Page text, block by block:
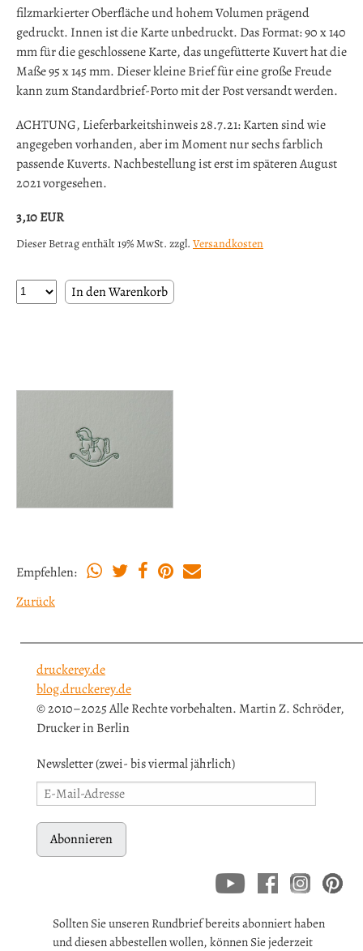
filzmarkierter Oberfläche und hohem Volumen prägend
gedruckt. Innen ist die Karte unbedruckt. Das Format: 90 x 140
mm für die geschlossene Karte, das ungefütterte Kuvert hat die
Maße 95 x 145 mm. Dieser kleine Brief für eine große Freude
kann zum Standardbrief-Porto mit der Post versandt werden.
ACHTUNG, Lieferbarkeitshinweis 28.7.21: Karten sind wie
angegeben vorhanden, aber im Moment nur sechs farblich
passende Kuverts. Nachbestellung ist erst im späteren August
2021 vorgesehen.
3,10EUR
Dieser Betrag enthält 19% MwSt. zzgl. Versandkosten
Empfehlen:
Zurück
druckerey.de
blog.druckerey.de
© 2010–2025 Alle Rechte vorbehalten. Martin Z. Schröder,
Drucker in Berlin
Newsletter (zwei- bis viermal jährlich)
Abonnieren
Sollten Sie unseren Rundbrief bereits abonniert haben
und diesen abbestellen wollen, können Sie jederzeit